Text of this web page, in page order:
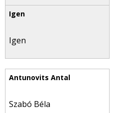
Igen
Szabó Béla